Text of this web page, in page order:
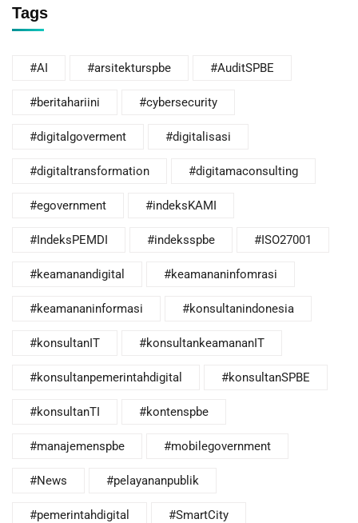
Tags
#AI #arsitekturspbe #AuditSPBE
#beritahariini #cybersecurity
#digitalgoverment #digitalisasi
#digitaltransformation #digitamaconsulting
#egovernment #indeksKAMI
#IndeksPEMDI #indeksspbe #ISO27001
#keamanandigital #keamananinfomrasi
#keamananinformasi #konsultanindonesia
#konsultanIT #konsultankeamananIT
#konsultanpemerintahdigital #konsultanSPBE
#konsultanTI #kontenspbe
#manajemenspbe #mobilegovernment
#News #pelayananpublik
#pemerintahdigital #SmartCity